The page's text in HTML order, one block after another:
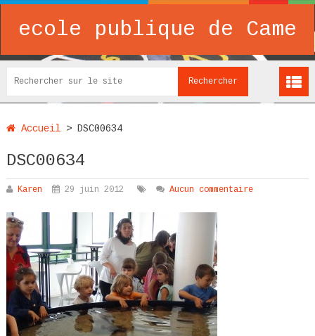
ecole publique de Came
Accueil> DSC00634
DSC00634
Karen 29 juin 2012 Aucun commentaire